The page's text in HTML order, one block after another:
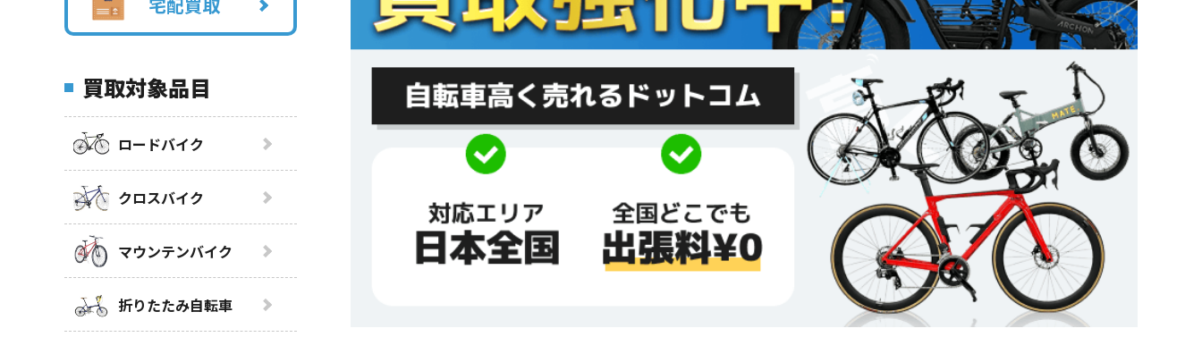
買取対象品目
ロードバイク
クロスバイク
マウンテンバイク
折りたたみ自転車